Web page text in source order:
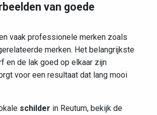
van goede
vaak professionele merken zoals
merken. Het belangrijkste
en de lak goed op elkaar zijn
voor een resultaat dat lang mooi
schilder in Reutum, bekijk de